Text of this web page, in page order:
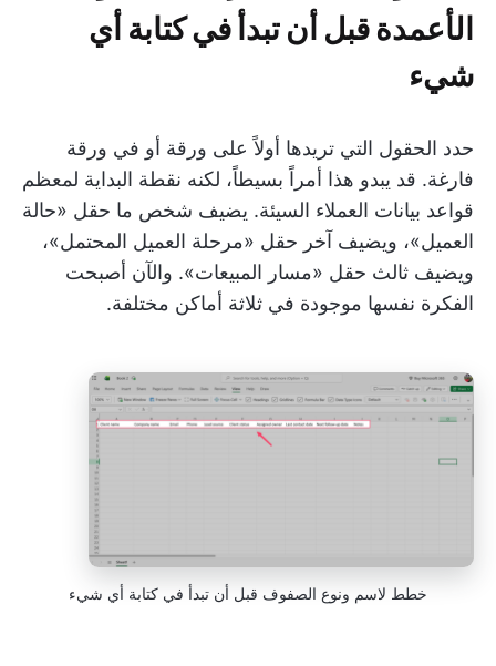
الأعمدة قبل أن تبدأ في كتابة أي
شيء
حدد الحقول التي تريدها أولاً على ورقة أو في ورقة
فارغة. قد يبدو هذا أمراً بسيطاً، لكنه نقطة البداية لمعظم
قواعد بيانات العملاء السيئة. يضيف شخص ما حقل «حالة
العميل»، ويضيف آخر حقل «مرحلة العميل المحتمل»،
ويضيف ثالث حقل «مسار المبيعات». والآن أصبحت
الفكرة نفسها موجودة في ثلاثة أماكن مختلفة.
خطط لاسم ونوع الصفوف قبل أن تبدأ في كتابة أي شيء